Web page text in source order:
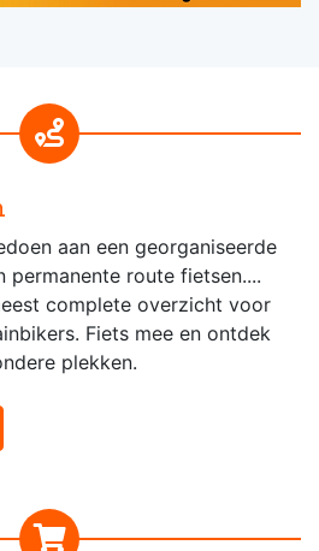
aan een georganiseerde
permanente route fietsen....
complete overzicht voor
Fiets mee en ontdek
plekken.